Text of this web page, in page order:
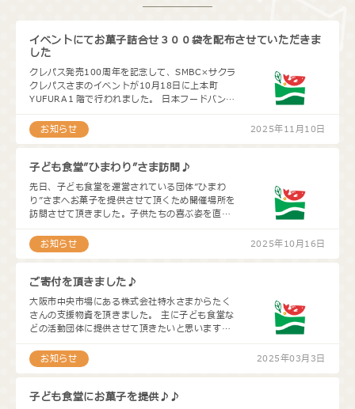
イベントにてお菓子詰合せ３００袋を配布させていただきま
した
お知らせ
クレパス発売100周年を記念して、SMBC×サクラ
クレパスさまのイベントが10月18日に上本町
YUFURA１階で行われました。 日本フードバンク
００袋を来場…
2025年11月10日
子ども食堂”ひまわり”さま訪問♪
お知らせ
先日、子ども食堂を運営されている団体”ひまわ
り”さまへお菓子を提供させて頂くため開催場所を
訪問させて頂きました。子供たちの喜ぶ姿を直接
した。
2025年10月16日
ご寄付を頂きました♪
お知らせ
大阪市中央市場にある株式会社特水さまからたく
さんの支援物資を頂きました。 主に子ども食堂な
どの活動団体に提供させて頂きたいと思います。
2025年03月3日
子ども食堂にお菓子を提供♪♪